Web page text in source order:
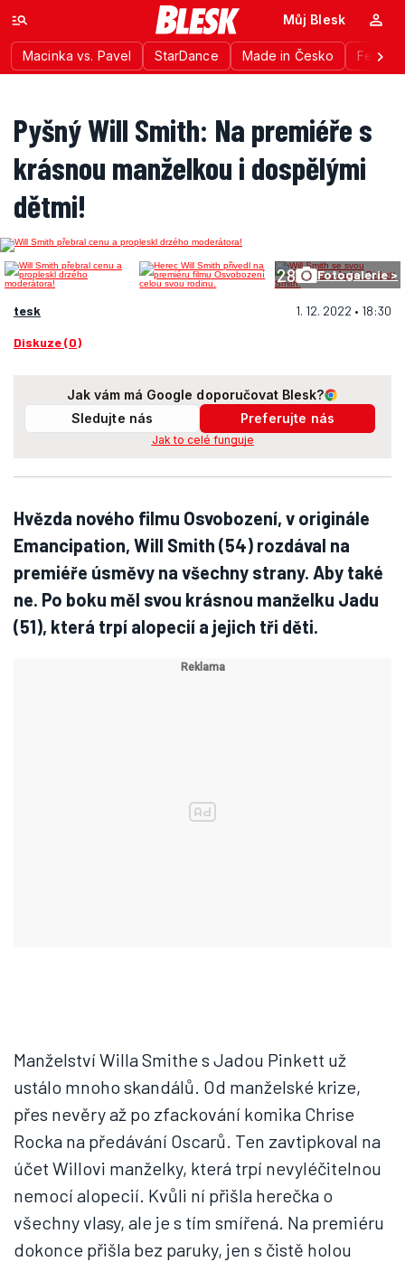
Macinka vs. Pavel StarDance Made in Česko
Můj Blesk
Pyšný Will Smith: Na premiéře s
krásnou manželkou i dospělými
dětmi!
28 Fotogalerie >
tesk 1. 12. 2022 • 18:30
Diskuze (0)
Jak vám má Google doporučovat Blesk?
Sledujte nás
Preferujte nás
Jak to celé funguje
Hvězda nového filmu Osvobození, v originále
Emancipation, Will Smith (54) rozdával na
premiéře úsměvy na všechny strany. Aby také
ne. Po boku měl svou krásnou manželku Jadu
(51), která trpí alopecií a jejich tři děti.
Manželství Willa Smithe s Jadou Pinkett už
ustálo mnoho skandálů. Od manželské krize,
přes nevěry až po zfackování komika Chrise
Rocka na předávání Oscarů. Ten zavtipkoval na
účet Willovi manželky, která trpí nevyléčitelnou
nemocí alopecií. Kvůli ní přišla herečka o
všechny vlasy, ale je s tím smířená. Na premiéru
dokonce přišla bez paruky, jen s čistě holou